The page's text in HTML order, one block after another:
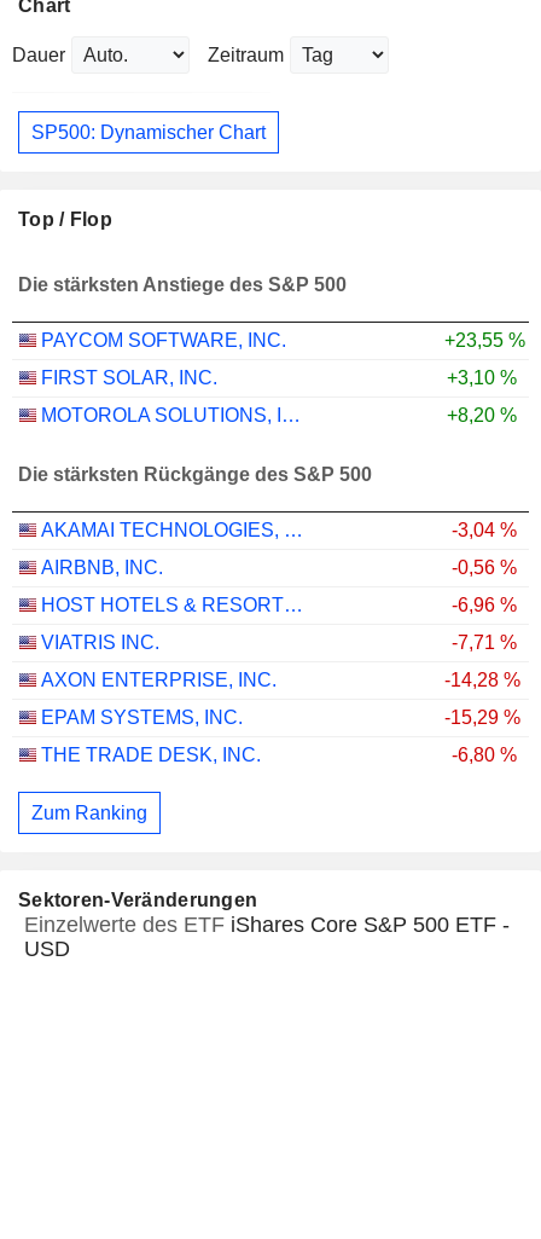
Chart
Dauer Zeitraum
SP500: Dynamischer Chart
Top / Flop
Die stärksten Anstiege des S&P 500
PAYCOM SOFTWARE, INC.
+23,55 %
FIRST SOLAR, INC.
+3,10 %
MOTOROLA SOLUTIONS, INC.
+8,20 %
Die stärksten Rückgänge des S&P 500
AKAMAI TECHNOLOGIES, INC.
-3,04 %
AIRBNB, INC.
-0,56 %
HOST HOTELS & RESORTS, INC.
-6,96 %
VIATRIS INC.
-7,71 %
AXON ENTERPRISE, INC.
-14,28 %
EPAM SYSTEMS, INC.
-15,29 %
THE TRADE DESK, INC.
-6,80 %
Zum Ranking
Sektoren-Veränderungen
Einzelwerte des ETF iShares Core S&P 500 ETF -
USD